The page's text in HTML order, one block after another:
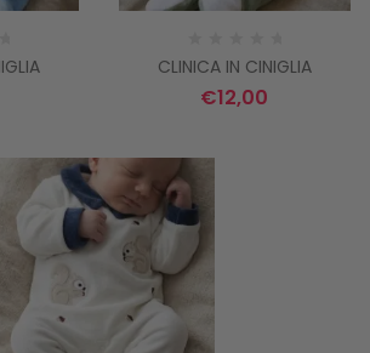
CLINICA IN CINIGLIA
€12,00